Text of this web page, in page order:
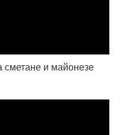
сметане и майонезе